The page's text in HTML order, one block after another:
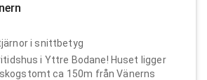
i snittbetyg
i Yttre Bodane! Huset ligger
ca 150m från Vänerns